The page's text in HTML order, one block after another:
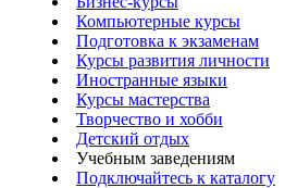
Компьютерные курсы
Подготовка к экзаменам
Курсы развития личности
Иностранные языки
Курсы мастерства
Творчество и хобби
Детский отдых
Учебным заведениям
Подключайтесь к каталогу